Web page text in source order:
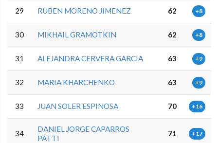
29 RUBEN MORENO JIMENEZ 62 +8
30 MIKHAIL GRAMOTKIN 62 +8
31 ALEJANDRA CERVERA GARCIA 63 +9
32 MARIA KHARCHENKO 63 +9
33 JUAN SOLER ESPINOSA 70 +16
34
DANIEL JORGE CAPARROS
PATTI
71 +17